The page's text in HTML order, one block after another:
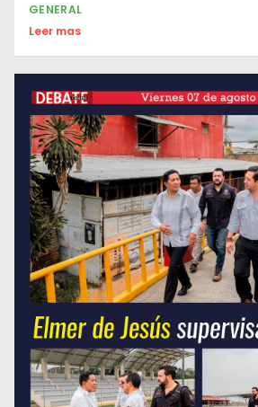
GENERAL
Leer mas